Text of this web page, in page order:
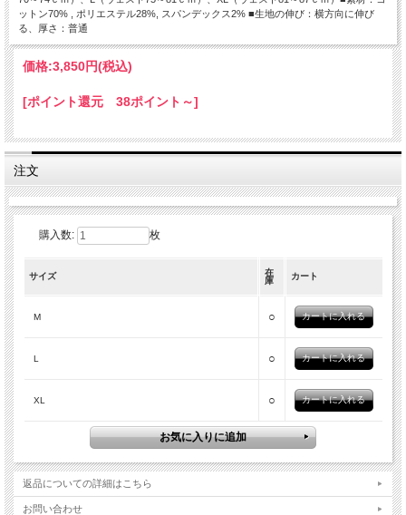
ットン70% , ポリエステル28%, スパンデックス2% ■生地の伸び：横方向に伸び
る、厚さ：普通
価格:3,850円(税込)
[ポイント還元 38ポイント～]
注文
購入数: 枚
サイズ
在
庫
カート
M ○
L ○
XL ○
返品についての詳細はこちら
お問い合わせ